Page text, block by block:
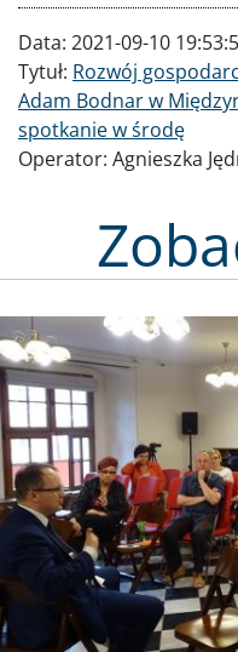
Data: 2021-09-10
Tytuł: Rozwój
Adam Bodnar w
spotkanie w środę
Operator: Agnieszka
Obraz